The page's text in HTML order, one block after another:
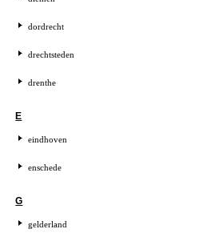
dordrecht
drechtsteden
drenthe
E
eindhoven
enschede
G
gelderland